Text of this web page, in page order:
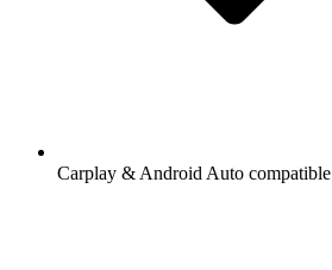
Carplay & Android Auto compatible